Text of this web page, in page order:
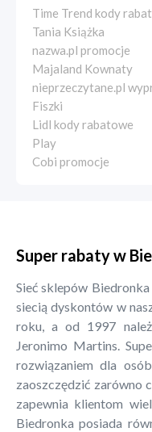
Time Trend kody
Tania Książka
nazwa.pl promocje
Majaland Kownaty
nieprzeczytane.pl
Fiszki
Lidl kody rabatowe
Play
Cobi promocje
Super rabaty w
Sieć sklepów
siecią dyskontów w
roku, a od 1997
Jeronimo Martins.
rozwiązaniem dla
zaoszczędzić zarówno
zapewnia klientom
Biedronka posiada